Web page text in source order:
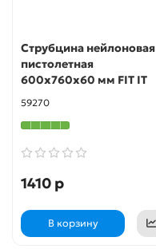
Струбцина нейлоновая
пистолетная
600x760x60 мм FIT IT
59270
1410 р
В корзину